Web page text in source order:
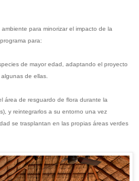
para minorizar el impacto de la
para:
de mayor edad, adaptando el proyecto
de ellas.
área de resguardo de flora durante la
y reintegrarlos a su entorno una vez
se trasplantan en las propias áreas verdes